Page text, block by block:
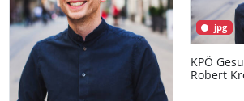
jpg
KPÖ
Robert